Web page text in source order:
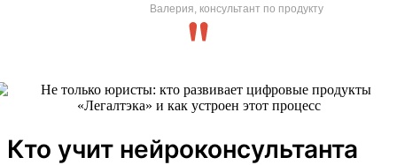
Валерия, консультант по продукту
Кто учит нейроконсультанта